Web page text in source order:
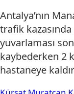
Antalya’nın
trafik
yuvarlaması
kaybederken 2
hastaneye